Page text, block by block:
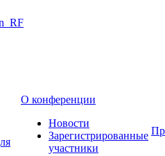
О конференции
Новости
Зарегистрированные
участники